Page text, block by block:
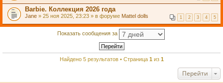
Barbie. Коллекция 2026 года
1 2 3 4 5
Jane » 25 ноя 2025, 23:23 » в форуме Mattel dolls
Показать сообщения за
Найдено 5 результатов • Страница 1 из 1
Перейти